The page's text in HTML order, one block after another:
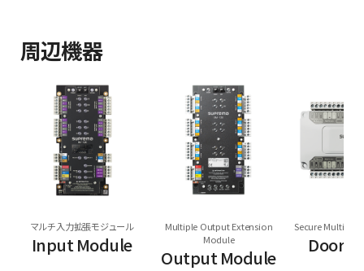
周辺機器
マルチ入力拡張モジュール
Input Module
Multiple Output Extension
Module
Output Module
Secure Multi
Door